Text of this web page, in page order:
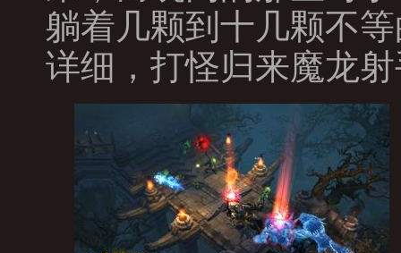
躺着几颗到十几颗不
详细，打怪归来魔龙